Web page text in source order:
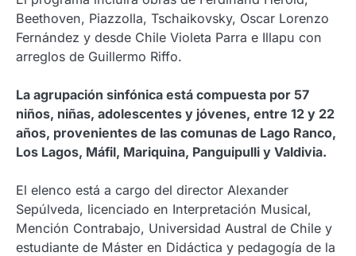
Beethoven, Piazzolla, Tschaikovsky, Oscar Lorenzo
Fernández y desde Chile Violeta Parra e Illapu con
arreglos de Guillermo Riffo.
La agrupación sinfónica está compuesta por 57
niños, niñas, adolescentes y jóvenes, entre 12 y 22
años, provenientes de las comunas de Lago Ranco,
Los Lagos, Máfil, Mariquina, Panguipulli y Valdivia.
El elenco está a cargo del director Alexander
Sepúlveda, licenciado en Interpretación Musical,
Mención Contrabajo, Universidad Austral de Chile y
estudiante de Máster en Didáctica y pedagogía de la